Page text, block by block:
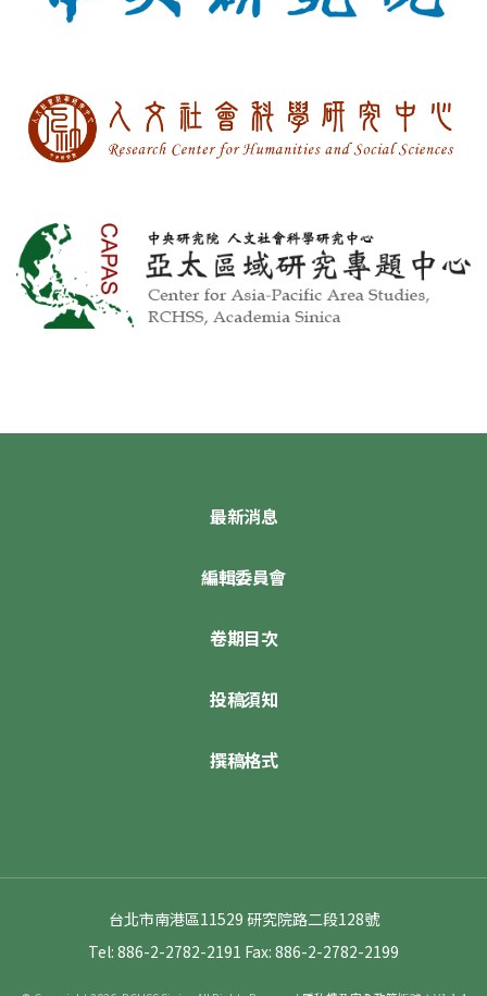
最新消息
編輯委員會
卷期目次
投稿須知
撰稿格式
台北市南港區11529 研究院路二段128號
Tel: 886-2-2782-2191 Fax: 886-2-2782-2199